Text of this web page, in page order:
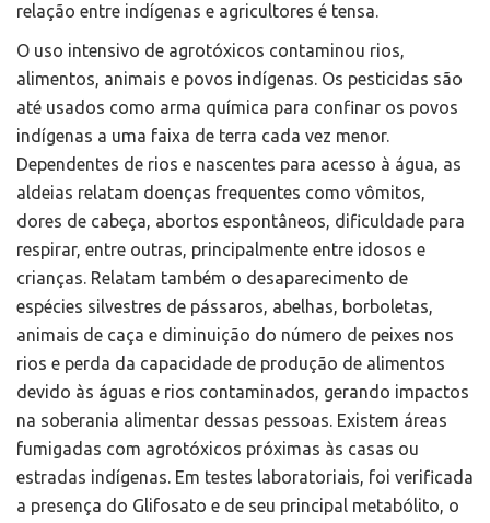
relação entre indígenas e agricultores é tensa.
O uso intensivo de agrotóxicos contaminou rios,
alimentos, animais e povos indígenas. Os pesticidas são
até usados como arma química para confinar os povos
indígenas a uma faixa de terra cada vez menor.
Dependentes de rios e nascentes para acesso à água, as
aldeias relatam doenças frequentes como vômitos,
dores de cabeça, abortos espontâneos, dificuldade para
respirar, entre outras, principalmente entre idosos e
crianças. Relatam também o desaparecimento de
espécies silvestres de pássaros, abelhas, borboletas,
animais de caça e diminuição do número de peixes nos
rios e perda da capacidade de produção de alimentos
devido às águas e rios contaminados, gerando impactos
na soberania alimentar dessas pessoas. Existem áreas
fumigadas com agrotóxicos próximas às casas ou
estradas indígenas. Em testes laboratoriais, foi verificada
a presença do Glifosato e de seu principal metabólito, o